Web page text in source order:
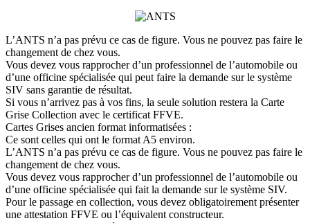
L’ANTS n’a pas prévu ce cas de figure. Vous ne pouvez pas faire le
changement de chez vous.
Vous devez vous rapprocher d’un professionnel de l’automobile ou
d’une officine spécialisée qui peut faire la demande sur le système
SIV sans garantie de résultat.
Si vous n’arrivez pas à vos fins, la seule solution restera la Carte
Grise Collection avec le certificat FFVE.
Cartes Grises ancien format informatisées :
Ce sont celles qui ont le format A5 environ.
L’ANTS n’a pas prévu ce cas de figure. Vous ne pouvez pas faire le
changement de chez vous.
Vous devez vous rapprocher d’un professionnel de l’automobile ou
d’une officine spécialisée qui fait la demande sur le système SIV.
Pour le passage en collection, vous devez obligatoirement présenter
une attestation FFVE ou l’équivalent constructeur.